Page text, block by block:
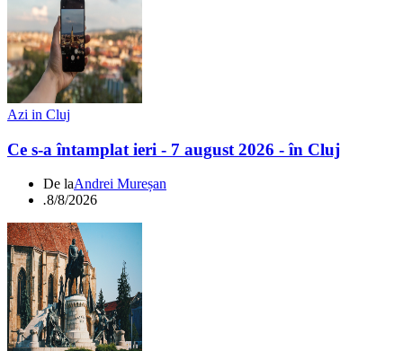
Azi in Cluj
Ce s-a întamplat ieri - 7 august 2026 - în Cluj
De laAndrei Mureșan
.8/8/2026